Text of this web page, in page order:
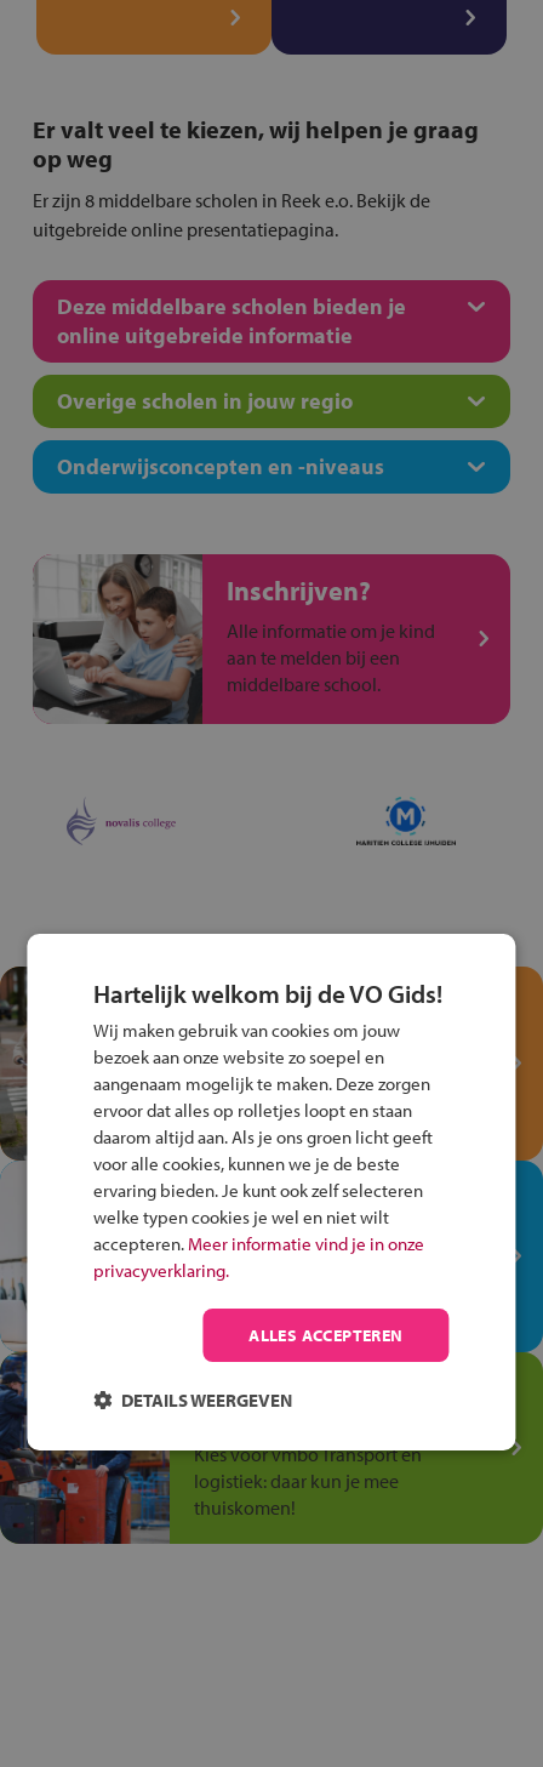
Er valt veel te kiezen, wij helpen je graag
op weg
Er zijn 8 middelbare scholen in Reek e.o. Bekijk de
uitgebreide online presentatiepagina.
Deze middelbare scholen bieden je
online uitgebreide informatie
Overige scholen in jouw regio
Onderwijsconcepten en -niveaus
Inschrijven?
Alle informatie om je kind
aan te melden bij een
middelbare school.
Test je kennis met het
Fiets Veilig
Verkeersspel!
Speel het Fiets Veilig Verkeersspel
en win een Cortina-fiets!
In de winkel ben je op je
plek!
Ontdek via het vmbo jouw talent
anders is!
Transport en Logistiek
Kies voor vmbo Transport en
logistiek: daar kun je mee
thuiskomen!
Hartelijk welkom bij de VO Gids!
Wij maken gebruik van cookies om jouw
bezoek aan onze website zo soepel en
aangenaam mogelijk te maken. Deze zorgen
ervoor dat alles op rolletjes loopt en staan
daarom altijd aan. Als je ons groen licht geeft
voor alle cookies, kunnen we je de beste
ervaring bieden. Je kunt ook zelf selecteren
welke typen cookies je wel en niet wilt
accepteren. Meer informatie vind je in onze
privacyverklaring.
ALLES ACCEPTEREN
DETAILS WEERGEVEN